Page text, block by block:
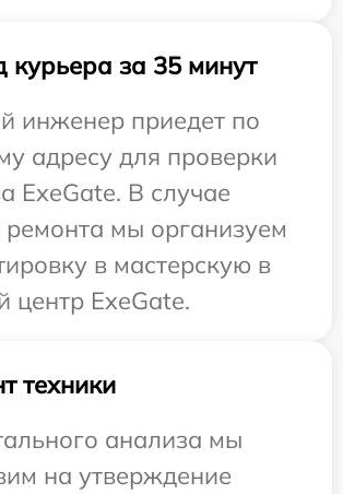
курьера за 35 минут
инженер приедет по
адресу для проверки
ExeGate. В случае
мы организуем
в мастерскую в
центр ExeGate.
техники
анализа мы
на утверждение